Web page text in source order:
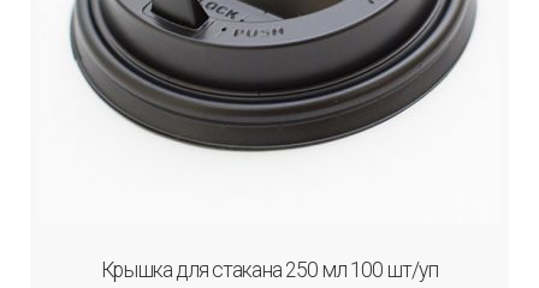
Крышка для стакана 250 мл 100 шт/уп